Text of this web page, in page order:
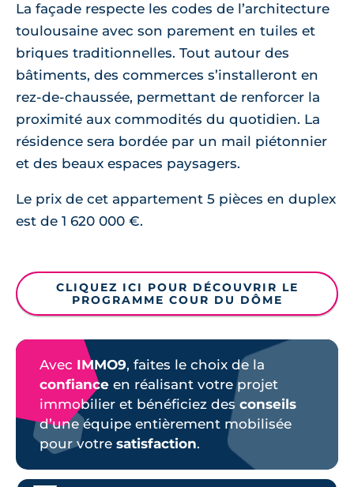
La façade respecte les codes de l’architecture
toulousaine avec son parement en tuiles et
briques traditionnelles. Tout autour des
bâtiments, des commerces s’installeront en
rez-de-chaussée, permettant de renforcer la
proximité aux commodités du quotidien. La
résidence sera bordée par un mail piétonnier
et des beaux espaces paysagers.
Le prix de cet appartement 5 pièces en duplex
est de 1 620 000 €.
CLIQUEZ ICI POUR DÉCOUVRIR LE
PROGRAMME COUR DU DÔME
Avec IMMO9, faites le choix de la
confiance en réalisant votre projet
immobilier et bénéficiez des conseils
d’une équipe entièrement mobilisée
pour votre satisfaction.